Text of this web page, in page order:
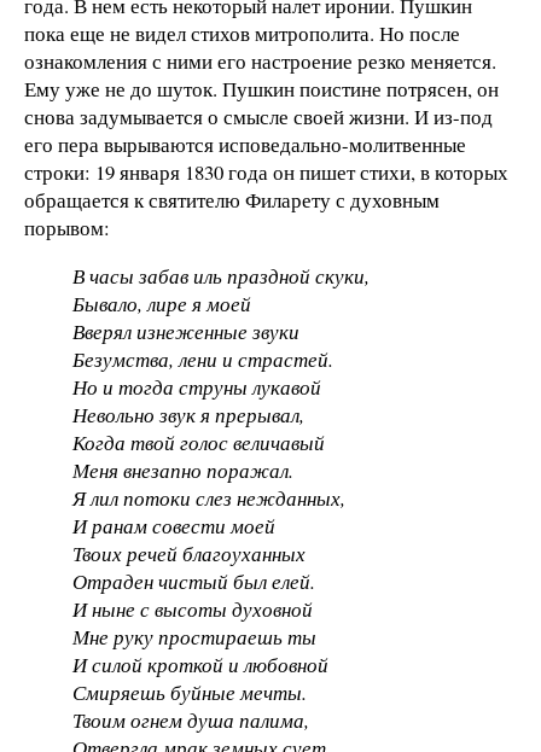
пока еще не видел стихов митрополита. Но после
ознакомления с ними его настроение резко меняется.
Ему уже не до шуток. Пушкин поистине потрясен, он
снова задумывается о смысле своей жизни. И из-под
его пера вырываются исповедально-молитвенные
строки: 19 января 1830 года он пишет стихи, в которых
обращается к святителю Филарету с духовным
порывом:
В часы забав иль праздной скуки,
Бывало, лире я моей
Вверял изнеженные звуки
Безумства, лени и страстей.
Но и тогда струны лукавой
Невольно звук я прерывал,
Когда твой голос величавый
Меня внезапно поражал.
Я лил потоки слез нежданных,
И ранам совести моей
Твоих речей благоуханных
Отраден чистый был елей.
И ныне с высоты духовной
Мне руку простираешь ты
И силой кроткой и любовной
Смиряешь буйные мечты.
Твоим огнем душа палима,